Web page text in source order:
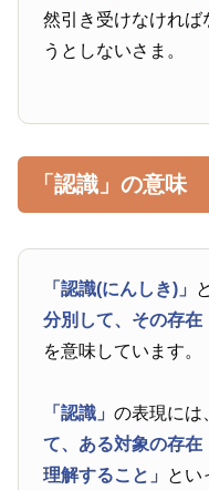
然引き受けなければ
うとしないさま。
「認識」の意味
「認識(にんしき)」
分別して、その存在
を意味しています。
「認識」の表現には
て、ある対象の存在
理解すること」 とい